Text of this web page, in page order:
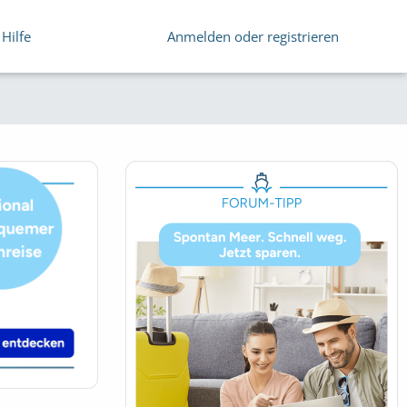
Hilfe Anmelden oder registrieren